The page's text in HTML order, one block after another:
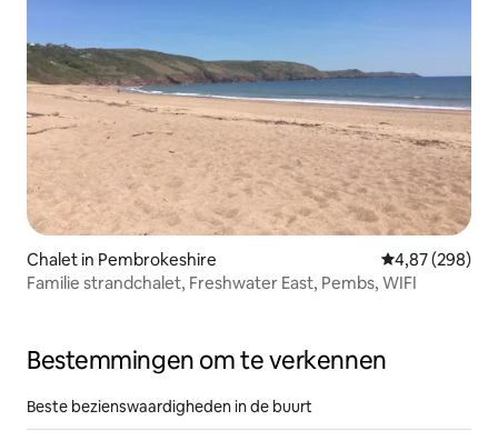
Chalet in Pembrokeshire Gemiddelde
4,87 (298)
Familie strandchalet, Freshwater East, Pembs, WIFI
Bestemmingen om te verkennen
Beste bezienswaardigheden in de buurt